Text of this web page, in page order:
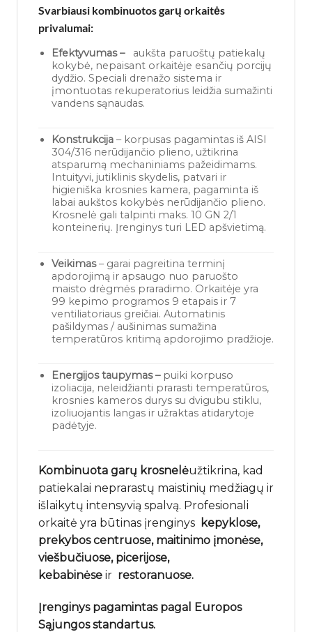
Svarbiausi kombinuotos garų orkaitės
privalumai:
Efektyvumas –aukšta paruoštų patiekalų
kokybė, nepaisant orkaitėje esančių porcijų
dydžio. Speciali drenažo sistema ir
įmontuotas rekuperatorius leidžia sumažinti
vandens sąnaudas.
Konstrukcija– korpusas pagamintas iš AISI
304/316 nerūdijančio plieno, užtikrina
atsparumą mechaniniams pažeidimams.
Intuityvi, jutiklinis skydelis, patvari ir
higieniška krosnies kamera, pagaminta iš
labai aukštos kokybės nerūdijančio plieno.
Krosnelė gali talpinti maks. 10 GN 2/1
konteinerių. Įrenginys turi LED apšvietimą.
Veikimas– garai pagreitina terminį
apdorojimą ir apsaugo nuo paruošto
maisto drėgmės praradimo. Orkaitėje yra
99 kepimo programos 9 etapais ir 7
ventiliatoriaus greičiai. Automatinis
pašildymas / aušinimas sumažina
temperatūros kritimą apdorojimo pradžioje.
Energijos taupymas –puiki korpuso
izoliacija, neleidžianti prarasti temperatūros,
krosnies kameros durys su dvigubu stiklu,
izoliuojantis langas ir užraktas atidarytoje
padėtyje.
Kombinuota garų krosnelėužtikrina, kad
patiekalai neprarastų maistinių medžiagų ir
išlaikytų intensyvią spalvą. Profesionali
orkaitė yra būtinas įrenginys kepyklose,
prekybos centruose, maitinimo įmonėse,
viešbučiuose, picerijose,
kebabinėse ir restoranuose.
Įrenginys pagamintas pagal Europos
Sąjungos standartus.